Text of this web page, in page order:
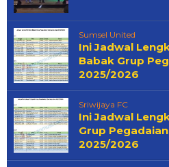
Sumsel United
Ini Jadwal
Babak Grup
2025/2026
Sriwijaya FC
Ini Jadwal
Grup
2025/2026